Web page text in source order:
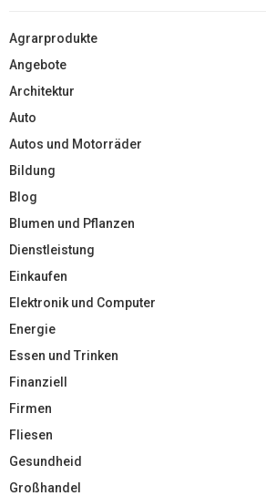
Agrarprodukte
Angebote
Architektur
Auto
Autos und Motorräder
Bildung
Blog
Blumen und Pflanzen
Dienstleistung
Einkaufen
Elektronik und Computer
Energie
Essen und Trinken
Finanziell
Firmen
Fliesen
Gesundheid
Großhandel